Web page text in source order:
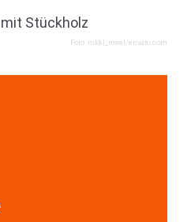
Foto: nikki_meel/envato.com